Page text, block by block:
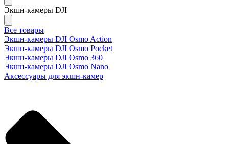
Экшн-камеры DJI
Все товары
Экшн-камеры DJI Osmo Action
Экшн-камеры DJI Osmo Pocket
Экшн-камеры DJI Osmo 360
Экшн-камеры DJI Osmo Nano
Аксессуары для экшн-камер